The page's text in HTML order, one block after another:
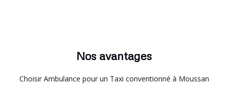
Nos avantages
Choisir Ambulance pour un Taxi conventionné à Moussan